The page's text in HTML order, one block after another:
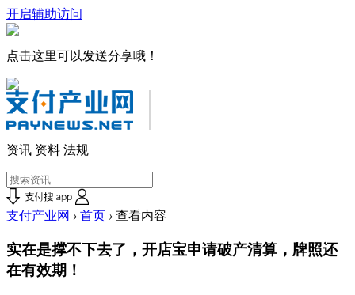
开启辅助访问
点击这里可以发送分享哦！
资讯 资料 法规
支付产业网 › 首页 › 查看内容
实在是撑不下去了，开店宝申请破产清算，牌照还
在有效期！